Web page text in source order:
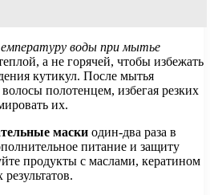
воды при мытье
а не горячей, чтобы избежать
кутикул. После мытья
полотенцем, избегая резких
их.
маски один-два раза в
питание и защиту
продукты с маслами, кератином